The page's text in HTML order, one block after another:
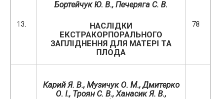
13.
Бортейчук Ю. В., Печеряга С. В.
НАСЛІДКИ
ЕКСТРАКОРПОРАЛЬНОГО
ЗАПЛІДНЕННЯ ДЛЯ МАТЕРІ ТА
ПЛОДА
78
Карий Я. В., Музичук О. М., Дмитерко
О. І., Троян С. В., Ханасик Я. В.,